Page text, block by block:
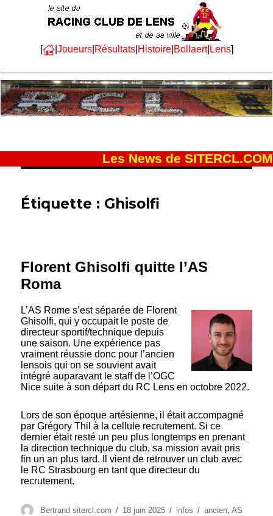
[ | Joueurs| Résultats| Histoire| Bollaert| Lens]
Les News de SITERCL.COM
Étiquette : Ghisolfi
Florent Ghisolfi quitte l’AS
Roma
L’AS Rome s’est séparée de Florent
Ghisolfi, qui y occupait le poste de
directeur sportif/technique depuis
une saison. Une expérience pas
vraiment réussie donc pour l’ancien
lensois qui on se souvient avait
intégré auparavant le staff de l’OGC
Nice suite à son départ du RC Lens en octobre 2022.
Lors de son époque artésienne, il était accompagné
par Grégory Thil à la cellule recrutement. Si ce
dernier était resté un peu plus longtemps en prenant
la direction technique du club, sa mission avait pris
fin un an plus tard. Il vient de retrouver un club avec
le RC Strasbourg en tant que directeur du
recrutement.
Auteur
Bertrand sitercl.com
Publié
18 juin 2025 Catégories
infos Étiquettes
ancien,AS